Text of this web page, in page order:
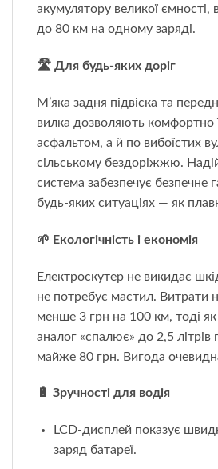
акумулятору великої ємності,
до 80 км на одному заряді.
🛣️ Для будь-яких доріг
М’яка задня підвіска та
вилка дозволяють комфортно
асфальтом, а й по вибоїстих
сільському бездоріжжю.
система забезпечує безпечне
будь-яких ситуаціях — як
🌱 Екологічність і економія
Електроскутер не викидає
не потребує мастил. Витрати
менше 3 грн на 100 км, тоді
аналог «спалює» до 2,5
майже 80 грн. Вигода
🔋 Зручності для водія
LCD-дисплей показує
заряд батареї.